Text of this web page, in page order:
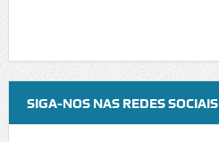
SIGA-NOS NAS REDES SOCIAIS